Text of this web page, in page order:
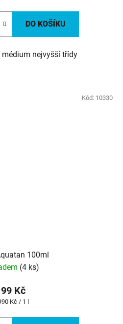
DO KOŠÍKU
nejvyšší třídy
100ml
(4 ks)
99 Kč
Kč / 1 l
Kód: 10330